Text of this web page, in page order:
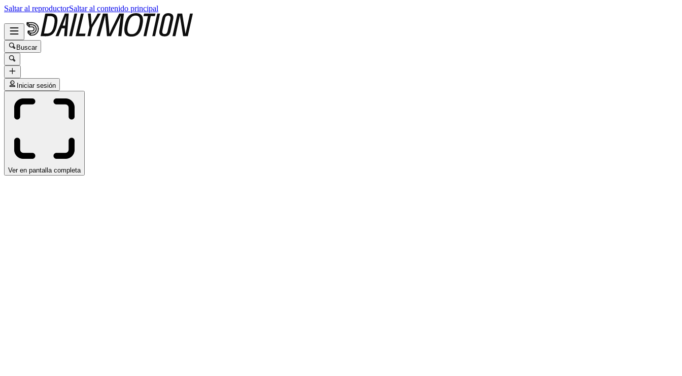
Saltar al reproductorSaltar al contenido principal
Buscar
Iniciar sesión
Ver en pantalla completa